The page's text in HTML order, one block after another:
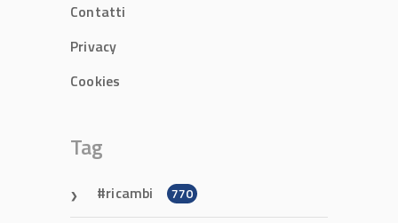
Contatti
Privacy
Cookies
Tag
ricambi 770